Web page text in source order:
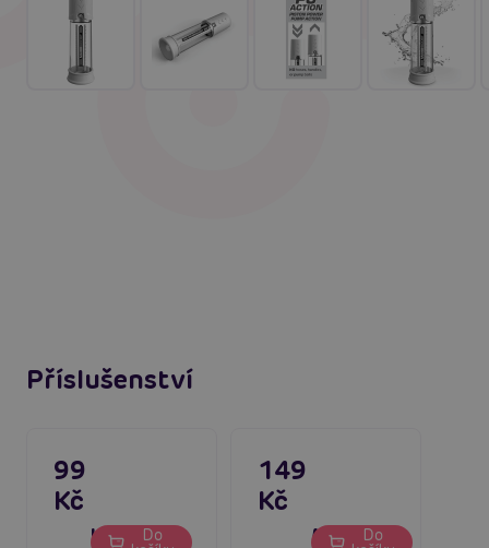
Příslušenství
Klasická
99
Kč
Do
Manžeta
149
Kč
Do